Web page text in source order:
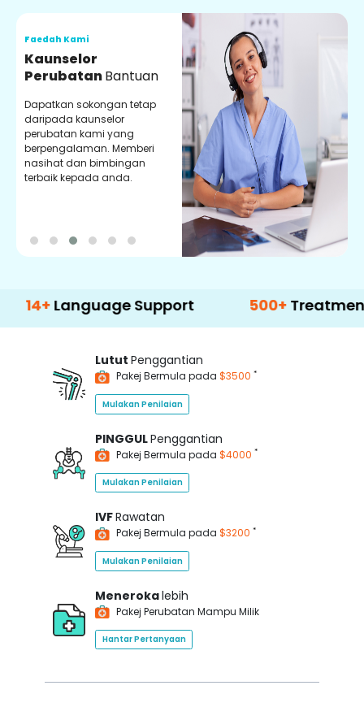
Faedah Kami
Kaunselor
PerubatanBantuan
Dapatkan sokongan tetap
daripada kaunselor
perubatan kami yang
berpengalaman. Memberi
nasihat dan bimbingan
terbaik kepada anda.
Support 500+ Treatment
Lutut Penggantian
Pakej Bermula pada $3500 *
Mulakan Penilaian
PINGGULPenggantian
Pakej Bermula pada $4000 *
Mulakan Penilaian
IVFRawatan
Pakej Bermula pada $3200 *
Mulakan Penilaian
Menerokalebih
Pakej Perubatan Mampu Milik
Hantar Pertanyaan